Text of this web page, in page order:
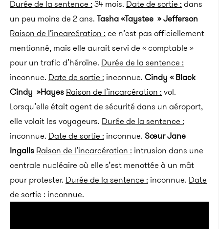
Durée de la sentence : 34 mois. Date de sortie : dans
un peu moins de 2 ans. Tasha «Taystee » Jefferson
Raison de l’incarcération : ce n’est pas officiellement
mentionné, mais elle aurait servi de « comptable »
pour un trafic d’héroïne. Durée de la sentence :
inconnue. Date de sortie : inconnue. Cindy « Black
Cindy »Hayes Raison de l’incarcération : vol.
Lorsqu’elle était agent de sécurité dans un aéroport,
elle volait les voyageurs. Durée de la sentence :
inconnue. Date de sortie : inconnue. Sœur Jane
Ingalls Raison de l’incarcération : intrusion dans une
centrale nucléaire où elle s’est menottée à un mât
pour protester. Durée de la sentence : inconnue. Date
de sortie : inconnue.